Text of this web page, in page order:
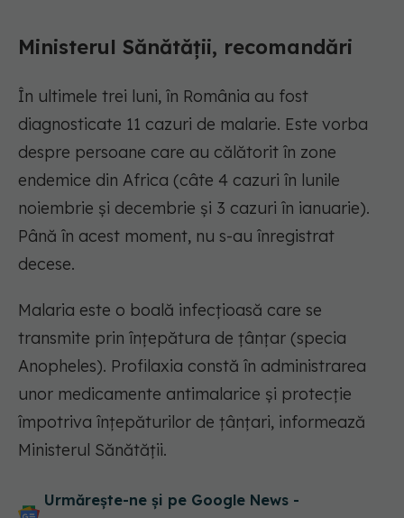
Ministerul Sănătății, recomandări
În ultimele trei luni, în România au fost
diagnosticate 11 cazuri de malarie. Este vorba
despre persoane care au călătorit în zone
endemice din Africa (câte 4 cazuri în lunile
noiembrie și decembrie și 3 cazuri în ianuarie).
Până în acest moment, nu s-au înregistrat
decese.
Malaria este o boală infecțioasă care se
transmite prin înțepătura de țânțar (specia
Anopheles). Profilaxia constă în administrarea
unor medicamente antimalarice și protecție
împotriva înțepăturilor de țânțari, informează
Ministerul Sănătății.
Urmărește-ne și pe Google News -